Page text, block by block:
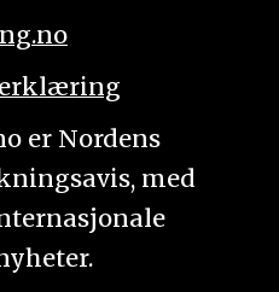
er Nordens
med